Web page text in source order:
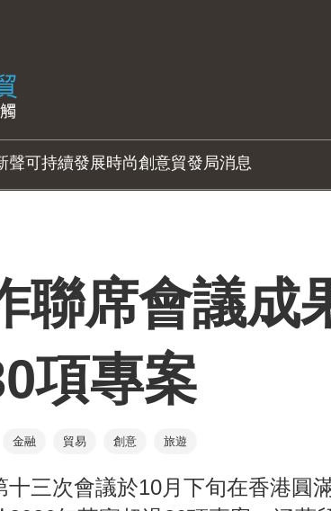
聲可持續發展時尚創意貿發局消息
聯席會議成
項專案
金融 貿易 創意 旅遊
三次會議於10月下旬在香港圓